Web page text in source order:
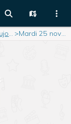
Aujourd'hui > Mardi 25 novembre 2025